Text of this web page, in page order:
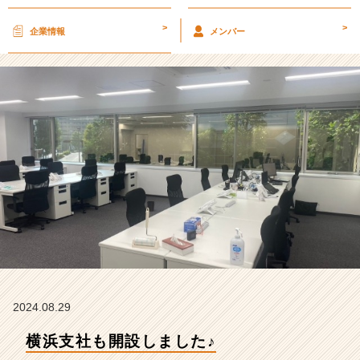
た
式
社
R
A
R
E
R
の
ン】
企業情報 > メンバー >
2024.08.29
横浜支社も開設しました♪